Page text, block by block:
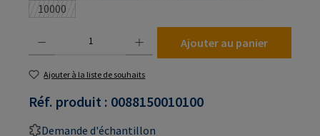
10000(Cette option n'est pas disponible pour le moment.)
Ajouter au panier
Ajouter à la liste de souhaits
Réf. produit : 0088150010100
Demande d'échantillon